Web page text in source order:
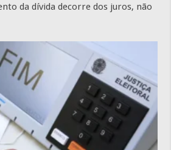
da dívida decorre dos juros, não